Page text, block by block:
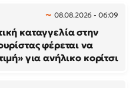
08.08.2026 - 06:09
καταγγελία στην
φέρεται να
για ανήλικο κορίτσι